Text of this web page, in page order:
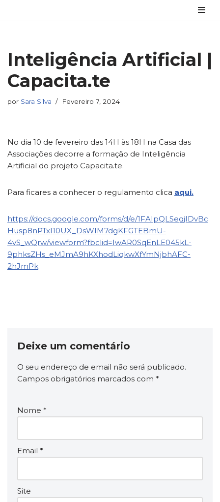
conteúdo
Inteligência Artificial |
Capacita.te
por Sara Silva Fevereiro 7, 2024
No dia 10 de fevereiro das 14H às 18H na Casa das
Associações decorre a formação de Inteligência
Artificial do projeto Capacita.te.
Para ficares a conhecer o regulamento clica aqui.
https://docs.google.com/forms/d/e/1FAIpQLSegjIDvBc
Husp8nPTxI10UX_DsWIM7dgKFGTEBmU-
4vS_wQrw/viewform?fbclid=IwAR0SqEnLE045kL-
9phksZHs_eMJmA9hKXhodLiqkwXfYmNjbhAFC-
2hJmPk
Deixe um comentário
O seu endereço de email não será publicado.
Campos obrigatórios marcados com *
Nome *
Email *
Site